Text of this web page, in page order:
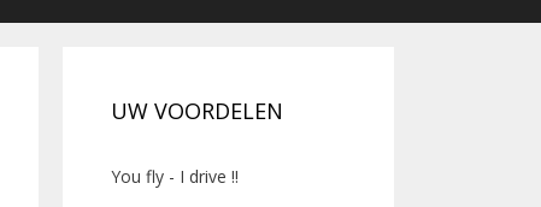
UW VOORDELEN
You fly - I drive !!